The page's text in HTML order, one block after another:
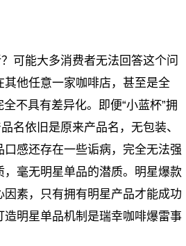
可能大多消费者无法回答这个问
他任意一家咖啡店，甚至是全
不具有差异化。即便“小蓝杯”拥
名依旧是原来产品名，无包装、
感还存在一些诟病，完全无法强
毫无明星单品的潜质。明星爆款
素，只有拥有明星产品才能成功
明星单品机制是瑞幸咖啡爆雷事